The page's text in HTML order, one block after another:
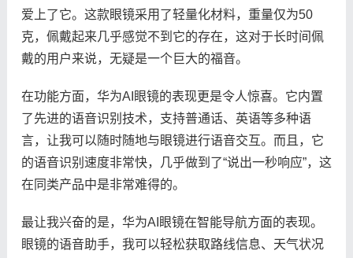
爱上了它。这款眼镜采用了轻量化材料，重量仅为50
克，佩戴起来几乎感觉不到它的存在，这对于长时间佩
戴的用户来说，无疑是一个巨大的福音。
在功能方面，华为AI眼镜的表现更是令人惊喜。它内置
了先进的语音识别技术，支持普通话、英语等多种语
言，让我可以随时随地与眼镜进行语音交互。而且，它
的语音识别速度非常快，几乎做到了“说出一秒响应”，这
在同类产品中是非常难得的。
最让我兴奋的是，华为AI眼镜在智能导航方面的表现。
眼镜的语音助手，我可以轻松获取路线信息、天气状况